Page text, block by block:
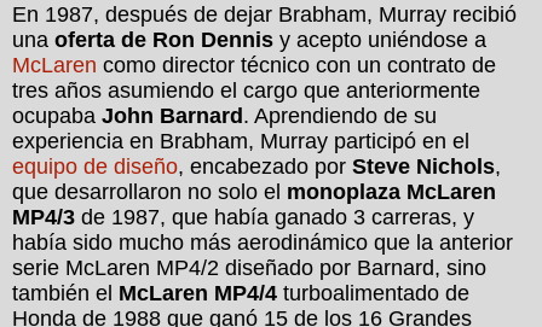
En 1987, después de dejar Brabham, Murray recibió
una oferta de Ron Dennis y acepto uniéndose a
McLaren como director técnico con un contrato de
tres años asumiendo el cargo que anteriormente
ocupaba John Barnard. Aprendiendo de su
experiencia en Brabham, Murray participó en el
equipo de diseño, encabezado por Steve Nichols,
que desarrollaron no solo el monoplaza McLaren
MP4/3 de 1987, que había ganado 3 carreras, y
había sido mucho más aerodinámico que la anterior
serie McLaren MP4/2 diseñado por Barnard, sino
también el McLaren MP4/4 turboalimentado de
Honda de 1988 que ganó 15 de los 16 Grandes